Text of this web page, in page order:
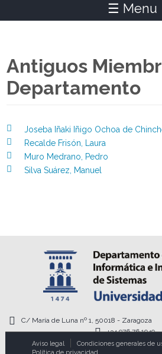
☰ Menu
Antiguos
Departamento
Joseba Iñaki Iñigo Ochoa de
Recalde Frisón, Laura
Muro Medrano, Pedro
Silva Suárez, Manuel
C/ María de Luna nº 1, 50018 - Zaragoza
+34 976 76 1949
Aviso legal
Condiciones generales de